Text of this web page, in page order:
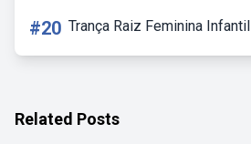
#20 Trança Raiz Feminina Infantil
Related Posts